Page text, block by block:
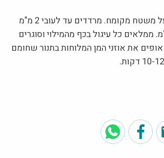
מוציאים את הבצק מהמקרר על משטח מקומח. מרדדים עד לעובי 2 מ"מ
עיגולים בקוטר 10 ס"מ. ממלאים כל עיגול בכף מהמילוי וסוגרים
את אוזני המן המלוחות בתנור שחומם